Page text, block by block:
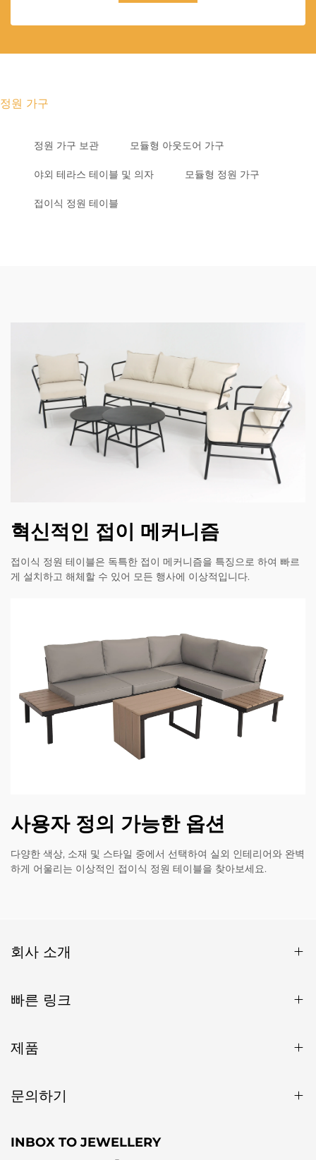
정원 가구
정원 가구 보관 모듈형 아웃도어 가구
야외 테라스 테이블 및 의자 모듈형 정원 가구
접이식 정원 테이블
혁신적인 접이 메커니즘
접이식 정원 테이블은 독특한 접이 메커니즘을 특징으로 하여 빠르
게 설치하고 해체할 수 있어 모든 행사에 이상적입니다.
사용자 정의 가능한 옵션
다양한 색상, 소재 및 스타일 중에서 선택하여 실외 인테리어와 완벽
하게 어울리는 이상적인 접이식 정원 테이블을 찾아보세요.
회사 소개
빠른 링크
제품
문의하기
INBOX TO JEWELLERY